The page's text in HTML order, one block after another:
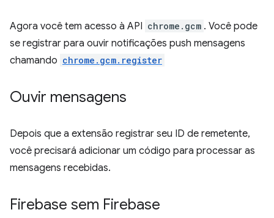
Agora você tem acesso à API chrome.gcm . Você pode
se registrar para ouvir notificações push mensagens
chamando chrome.gcm.register
Ouvir mensagens
Depois que a extensão registrar seu ID de remetente,
você precisará adicionar um código para processar as
mensagens recebidas.
Firebase sem Firebase